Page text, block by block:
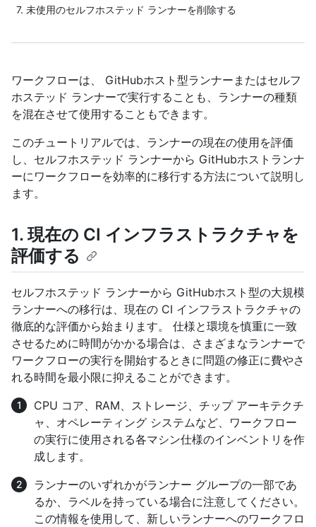
7. 未使用のセルフホステッド ランナーを削除する
ワークフローは、 GitHubホスト型ランナーまたはセルフ
ホステッド ランナーで実行することも、ランナーの種類
を混在させて使用することもできます。
このチュートリアルでは、ランナーの現在の使用を評価
し、セルフホステッド ランナーから GitHubホストランナ
ーにワークフローを効率的に移行する方法について説明し
ます。
1. 現在の CI インフラストラクチャを
評価する
セルフホステッド ランナーから GitHubホスト型の大規模
ランナーへの移行は、現在の CI インフラストラクチャの
徹底的な評価から始まります。 仕様と環境を慎重に一致
させるために時間がかかる場合は、さまざまなランナーで
ワークフローの実行を開始するときに問題の修正に費やさ
れる時間を最小限に抑えることができます。
CPU コア、RAM、ストレージ、チップ アーキテクチ
ャ、オペレーティング システムなど、ワークフロー
の実行に使用される各マシン仕様のインベントリを作
成します。
ランナーのいずれかがランナー グループの一部であ
るか、ラベルを持っている場合に注意してください。
この情報を使用して、新しいランナーへのワークフロ